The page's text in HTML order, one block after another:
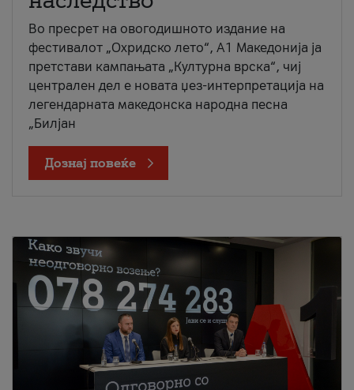
Во пресрет на овогодишното издание на
фестивалот „Охридско лето“, А1 Македонија ја
претстави кампањата „Културна врска“, чиј
централен дел е новата џез-интерпретација на
легендарната македонска народна песна
„Билјан
Дознај повеќе